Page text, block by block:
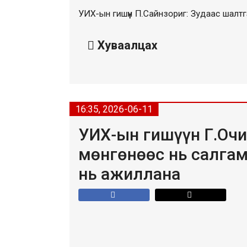
УИХ-ын гишүүн П.Сайнзориг: Зудаас
Хуваалцах
16:35, 2026-06-11
УИХ-ын гишүүн
мөнгөнөөс нь
нь ажиллана